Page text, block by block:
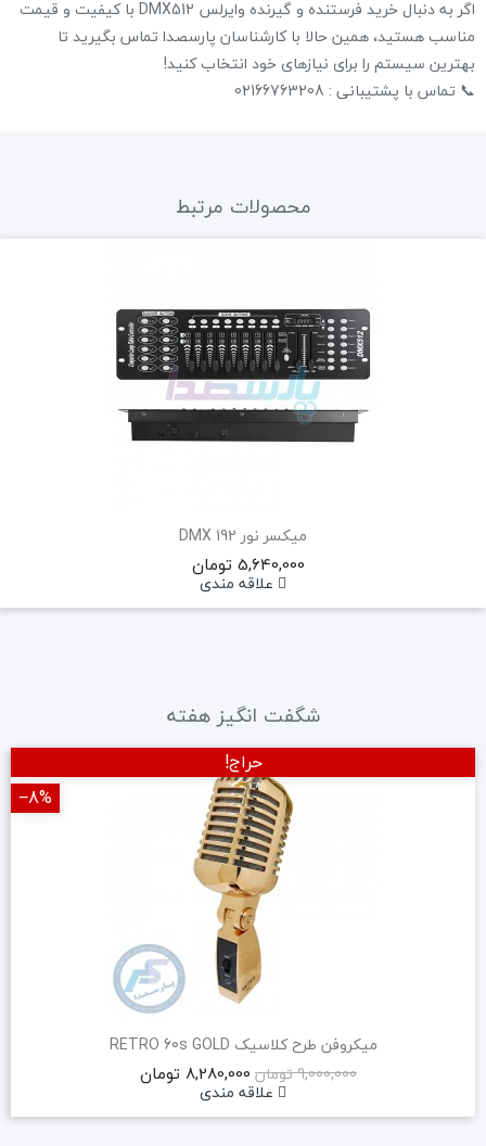
اگر به دنبال خرید فرستنده و گیرنده وایرلس DMX512 با کیفیت و قیمت
مناسب هستید، همین حالا با کارشناسان پارسصدا تماس بگیرید تا
بهترین سیستم را برای نیازهای خود انتخاب کنید!
📞 تماس با پشتیبانی : 02166763208
محصولات مرتبط
میکسر نور DMX 192
5,640,000 تومان
علاقه مندی
شگفت انگیز هفته
میکروفن طرح کلاسیک RETRO 60s GOLD
9,000,000 تومان
8,280,000 تومان
علاقه مندی
حراج!
‎−8%